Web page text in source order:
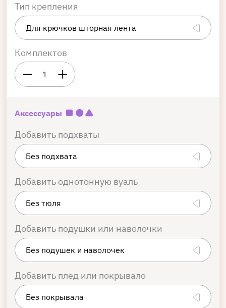
Тип крепления
Комплектов
1
Аксессуары
Добавить подхваты
Добавить однотонную вуаль
Добавить подушки или наволочки
Добавить плед или покрывало